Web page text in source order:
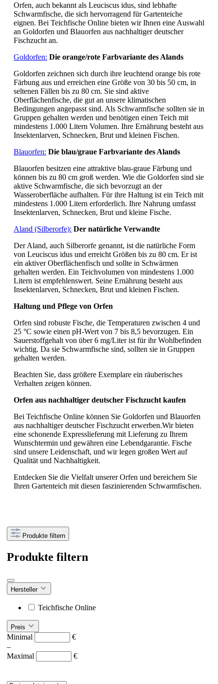
Orfen, auch bekannt als Leuciscus idus, sind lebhafte
Schwarmfische, die sich hervorragend für Gartenteiche
eignen. Bei Teichfische Online bieten wir Ihnen eine Auswahl
an Goldorfen und Blauorfen aus nachhaltiger deutscher
Fischzucht an.
Goldorfen: Die orange/rote Farbvariante des Alands
Goldorfen zeichnen sich durch ihre leuchtend orange bis rote
Färbung aus und erreichen eine Größe von 30 bis 50 cm, in
seltenen Fällen bis zu 80 cm. Sie sind aktive
Oberflächenfische, die gut an unsere klimatischen
Bedingungen angepasst sind. Als Schwarmfische sollten sie in
Gruppen gehalten werden und benötigen einen Teich mit
mindestens 1.000 Litern Volumen. Ihre Ernährung besteht aus
Insektenlarven, Schnecken, Brut und kleinen Fischen.
Blauorfen: Die blau/graue Farbvariante des Alands
Blauorfen besitzen eine attraktive blau-graue Färbung und
können bis zu 80 cm groß werden. Wie die Goldorfen sind sie
aktive Schwarmfische, die sich bevorzugt an der
Wasseroberfläche aufhalten. Für ihre Haltung ist ein Teich mit
mindestens 1.000 Litern erforderlich. Ihre Nahrung umfasst
Insektenlarven, Schnecken, Brut und kleine Fische.
Aland (Silberorfe): Der natürliche Verwandte
Der Aland, auch Silberorfe genannt, ist die natürliche Form
von Leuciscus idus und erreicht Größen bis zu 80 cm. Er ist
ein aktiver Oberflächenfisch und sollte in Schwärmen
gehalten werden. Ein Teichvolumen von mindestens 1.000
Litern ist empfehlenswert. Seine Ernährung besteht aus
Insektenlarven, Schnecken, Brut und kleinen Fischen.
Haltung und Pflege von Orfen
Orfen sind robuste Fische, die Temperaturen zwischen 4 und
25 °C sowie einen pH-Wert von 7 bis 8,5 bevorzugen. Ein
Sauerstoffgehalt von über 6 mg/Liter ist für ihr Wohlbefinden
wichtig. Da sie Schwarmfische sind, sollten sie in Gruppen
gehalten werden.
Beachten Sie, dass größere Exemplare ein räuberisches
Verhalten zeigen können.
Orfen aus nachhaltiger deutscher Fischzucht kaufen
Bei Teichfische Online können Sie Goldorfen und Blauorfen
aus nachhaltiger deutscher Fischzucht erwerben.Wir bieten
eine schonende Expresslieferung mit Lieferung zu Ihrem
Wunschtermin und gewähren eine Lebendgarantie. Fische
sind unsere Leidenschaft, und wir legen großen Wert auf
Qualität und Nachhaltigkeit.
Entdecken Sie die Vielfalt unserer Orfen und bereichern Sie
Ihren Gartenteich mit diesen faszinierenden Schwarmfischen.
Produkte filtern
Produkte filtern
Hersteller
Teichfische Online
Preis
Minimal
€
–
Maximal
€